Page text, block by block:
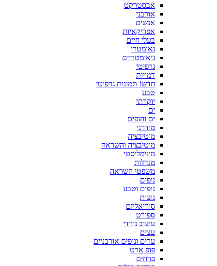
אבסטרקט
אורבני
אנשים
אפריקאיות
בעלי חיים
גאומטרי
גיאומטריים
גרפיטי
דמויות
חדש! תמונות גרפיטי
טבע
יוקרתי
ים
ים וחופים
מודרני
מוטיבציה
מוטיבציה והשראה
מינימליסטי
מנדלות
משפטי השראה
נופים
נופים וטבע
נוצות
סוריאליזם
ספורט
עיצוב נורדי
עצים
ערים ונופים אורבניים
פופ ארט
פרחים